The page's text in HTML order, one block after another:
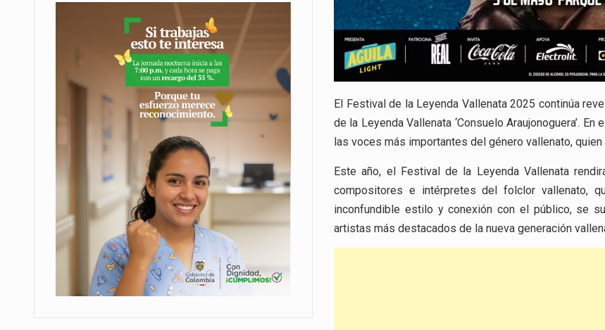
El Festival de la Leyenda Vallenata 2025 continúa
de la Leyenda Vallenata ‘Consuelo Araujonoguera’.
las voces más importantes del género vallenato,
Este año, el Festival de la Leyenda Vallenata
compositores e intérpretes del folclor vallenato,
inconfundible estilo y conexión con el público, se
artistas más destacados de la nueva generación